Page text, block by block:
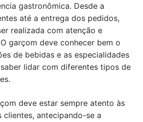
gastronômica. Desde a
até a entrega dos pedidos,
realizada com atenção e
garçom deve conhecer bem o
de bebidas e as especialidades
lidar com diferentes tipos de
deve estar sempre atento às
clientes, antecipando-se a